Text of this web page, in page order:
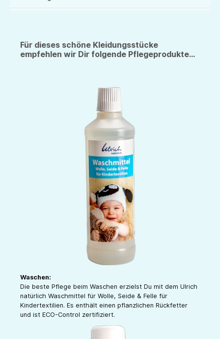
Für dieses schöne Kleidungsstücke
empfehlen wir Dir folgende Pflegeprodukte...
Waschen:
Die beste Pflege beim Waschen erzielst Du mit dem Ulrich
natürlich Waschmittel für Wolle, Seide & Felle für
Kindertextilien. Es enthält einen pflanzlichen Rückfetter
und ist ECO-Control zertifiziert.